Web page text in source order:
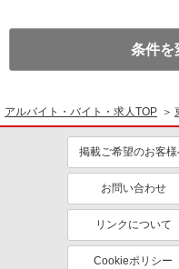
条件を
アルバイト・バイト・求人TOP
掲載ご希望のお客様
お問い合わせ
リンクについて
Cookieポリシー